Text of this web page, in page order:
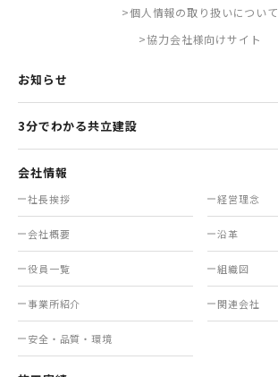
>個人情報の取り扱いについて
>協力会社様向けサイト
お知らせ
3分でわかる共立建設
会社情報
社長挨拶 経営理念
会社概要 沿革
役員一覧 組織図
事業所紹介 関連会社
安全・品質・環境